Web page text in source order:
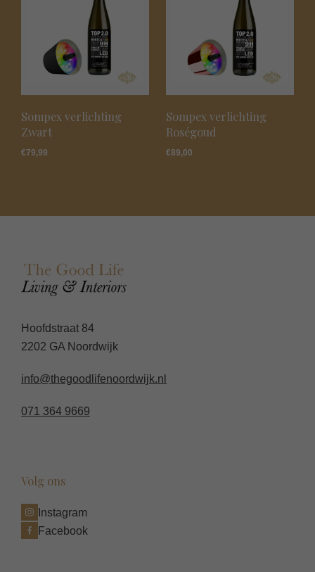
Sompex verlichting
Zwart
€79,99
Sompex verlichting
Roségoud
€89,00
Hoofdstraat 84
2202 GA Noordwijk
info@thegoodlifenoordwijk.nl
071 364 9669
Volg ons
Instagram
Facebook